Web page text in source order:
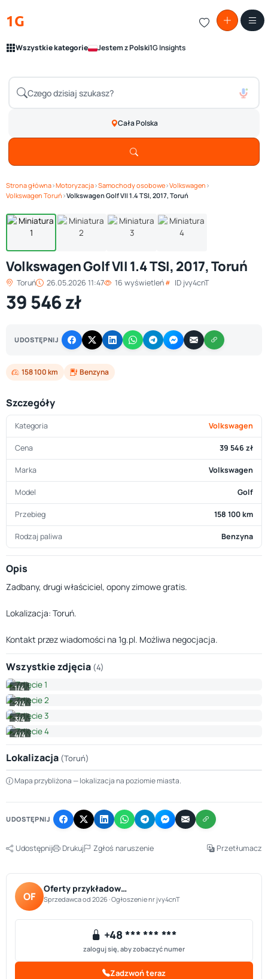
1G
Wszystkie kategorie Jestem z Polski1G Insights
Cała Polska
Strona główna›Motoryzacja›Samochody osobowe›Volkswagen ›
Volkswagen Toruń ›Volkswagen Golf VII 1.4 TSI, 2017, Toruń
1/ 4 Zobacz galerię
Volkswagen Golf VII 1.4 TSI, 2017, Toruń
Toruń 26.05.2026 11:47 16 wyświetleń ID jvy4cnT
39 546 zł
UDOSTĘPNIJ
158 100 km Benzyna
Szczegóły
Kategoria Volkswagen
Cena 39 546 zł
Marka Volkswagen
Model Golf
Przebieg 158 100 km
Rodzaj paliwa Benzyna
Opis
Zadbany, drugi właściciel, opony zimowe gratis.
Lokalizacja: Toruń.
Kontakt przez wiadomości na 1g.pl. Możliwa negocjacja.
Wszystkie zdjęcia (4)
1/4
2/4
3/4
4/4
Lokalizacja (Toruń)
+
−
Mapa przybliżona — lokalizacja na poziomie miasta.
UDOSTĘPNIJ
Udostępnij Drukuj Zgłoś naruszenie Przetłumacz
OF
Oferty przykładow…
Sprzedawca od 2026 · Ogłoszenie nr jvy4cnT
+48 *** *** ***
zaloguj się, aby zobaczyć numer
Zadzwoń teraz